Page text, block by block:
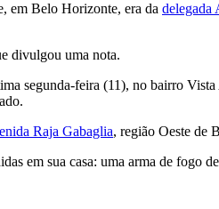
em Belo Horizonte, era da delegada
divulgou uma nota.
segunda-feira (11), no bairro
Raja Gabaglia, região Oeste de
em sua casa: uma arma de fogo